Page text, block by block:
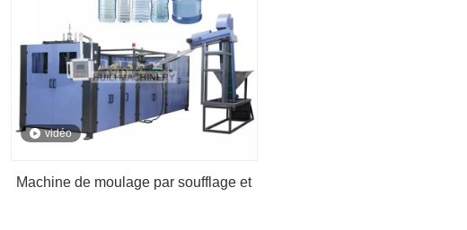
vidéo
Machine de moulage par soufflage et